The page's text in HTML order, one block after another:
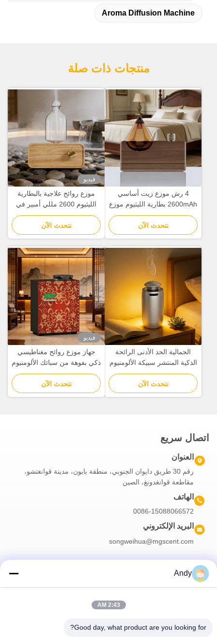
Aroma Diffusion Machine
منتجات ذات صلة
4 رش موزع زيت أساسي
2600mAh بطارية الليثيوم موزع
العلاج العطري للمنزل
نتحدث الآن
فيديو
موزع روائح علاجية بالبطارية
الليثيوم 2600 مللي أمبير في
الساعة، موزع روائح بالهواء
البارد بتصميم بسيط
نتحدث الآن
الجمالية الحد الأدنى الرائحة
الذكية المنتشر سبيكة الألومنيوم
مع انتشار الهواء البارد
نتحدث الآن
فيديو
جهاز موزع روائح مغناطيسي
ذكي بفوهة من سبائك الألومنيوم
نتحدث الآن
اتصال سريع
العنوان
رقم 30 طريق دايوان الجنوبي، منطقة بايون، مدينة قوانغتشو،
مقاطعة قوانغدونغ، الصين
الهاتف
0086-15088066572
البريد الإلكتروني
songweihua@mgscent.com
Andy
2:43 AM
Good day, what product are you looking for?